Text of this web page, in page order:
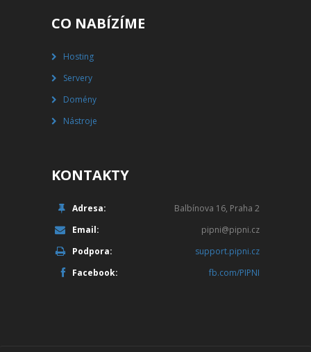
CO NABÍZÍME
Hosting
Servery
Domény
Nástroje
KONTAKTY
Adresa:
Balbínova 16, Praha 2
Email:
pipni@pipni.cz
Podpora:
support.pipni.cz
Facebook:
fb.com/PIPNI